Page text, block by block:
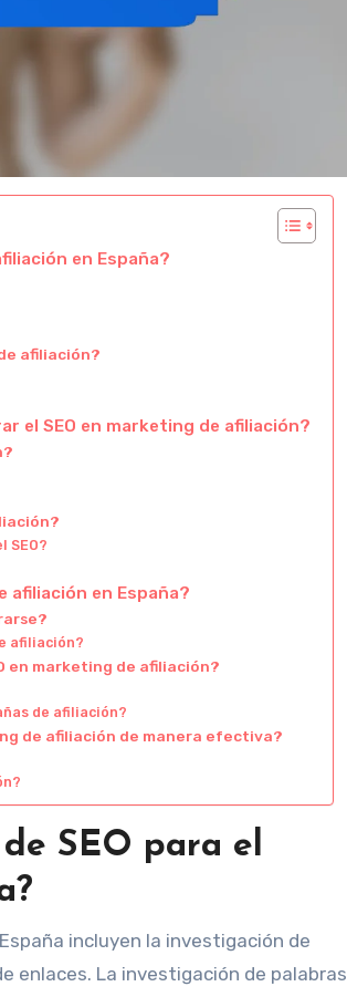
en España?
afiliación?
el SEO en marketing de afiliación?
SEO?
afiliación en España?
afiliación?
en marketing de afiliación?
de afiliación?
de afiliación de manera efectiva?
SEO para el
incluyen la investigación de
enlaces. La investigación de palabras